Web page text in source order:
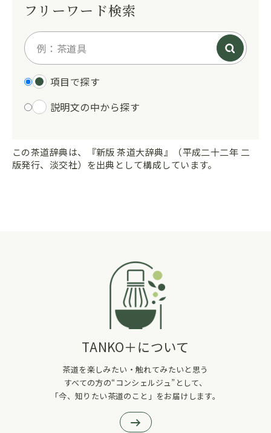
フリーワード検索
項目で探す
説明文の中から探す
この茶道辞典は、『新版 茶道大辞典』（平成二十二年 二
版発行、淡交社）を出典として構成しています。
TANKO＋について
茶道を楽しみたい・触れてみたいと思う
すべての方の“コンシェルジュ”として、
「今、知りたい茶道のこと」をお届けします。